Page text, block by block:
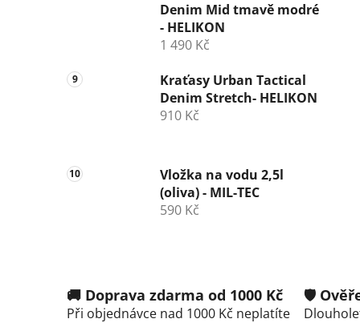
Denim Mid tmavě modré
- HELIKON
1 490 Kč
Kraťasy Urban Tactical
Denim Stretch- HELIKON
910 Kč
Vložka na vodu 2,5l
(oliva) - MIL-TEC
590 Kč
🚚 Doprava zdarma od 1000 Kč
Při objednávce nad 1000 Kč neplatíte
🛡️